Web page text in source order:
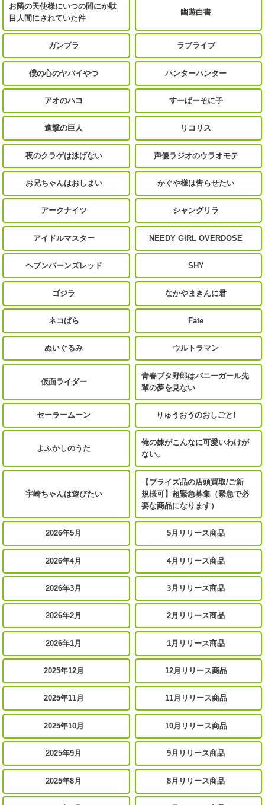
お隣の天使様にいつの間にか駄
目人間にされていた件
幽遊白書
ガンプラ ラブライブ
僕の心のヤバイやつ ハンターハンター
アオのハコ すーぱーそに子
進撃の巨人 リコリス
夜のクラゲは泳げない 声優ラジオのウラオモテ
お兄ちゃんはおしまい かぐや様は告らせたい
アークナイツ シャングリラ
アイドルマスター NEEDY GIRL OVERDOSE
ヘブンバーンズレッド SHY
ゴジラ なかやまきんに君
ネコぱら Fate
ぬいぐるみ ウルトラマン
仮面ライダー
青春ブタ野郎はバニーガール先
輩の夢を見ない
セーラームーン りゅうおうのおしごと!
よふかしのうた
俺の妹がこんなに可愛いわけが
ない。
宇崎ちゃんは遊びたい
【プライズ品の店頭買取/ご新
規様可】超緊急募集（緊急で必
要な商品になります）
2026年5月 5月リリース商品
2026年4月 4月リリース商品
2026年3月 3月リリース商品
2026年2月 2月リリース商品
2026年1月 1月リリース商品
2025年12月 12月リリース商品
2025年11月 11月リリース商品
2025年10月 10月リリース商品
2025年9月 9月リリース商品
2025年8月 8月リリース商品